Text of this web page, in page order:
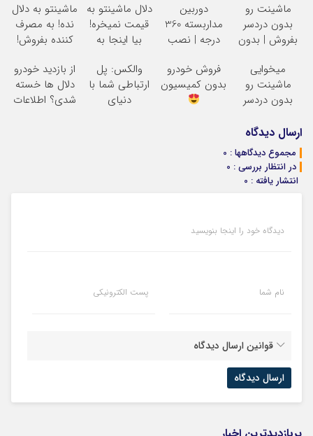
ماشینت رو
بدون دردسر
بفروش | بدون
دوربین
مداربسته 360
درجه | نصب
دلال ماشینتو به
قیمت نمیخره!
بیا اینجا به
بفروش*فقط
خریدار واقعی*
ماشینتو به دلال
نده! به مصرف
کننده بفروش!
یک تماس
میخوایی
ماشینت رو
بدون دردسر
کمیسیون
فروش خودرو
بدون کمیسیون
والکس: پل
ارتباطی شما با
دنیای
از بازدید خودرو
دلال ها خسته
شدی؟ اطلاعات
ارسال دیدگاه
مجموع دیدگاهها : 0
در انتظار بررسی : 0
انتشار یافته : 0
دیدگاه خود را اینجا بنویسید
نام شما پست الکترونیکی
قوانین ارسال دیدگاه